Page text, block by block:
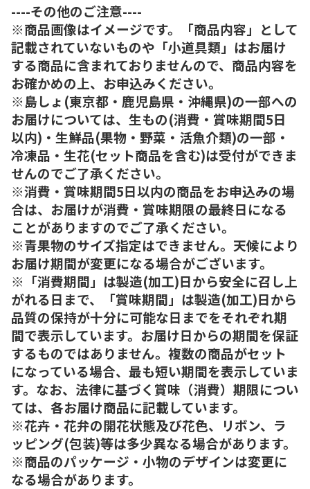
----その他のご注意----
※商品画像はイメージです。「商品内容」として
記載されていないものや「小道具類」はお届け
する商品に含まれておりませんので、商品内容を
お確かめの上、お申込みください。
※島しょ(東京都・鹿児島県・沖縄県)の一部への
お届けについては、生もの(消費・賞味期間5日
以内)・生鮮品(果物・野菜・活魚介類)の一部・
冷凍品・生花(セット商品を含む)は受付ができま
せんのでご了承ください。
※消費・賞味期間5日以内の商品をお申込みの場
合は、お届けが消費・賞味期限の最終日になる
ことがありますのでご了承ください。
※青果物のサイズ指定はできません。天候により
お届け期間が変更になる場合がございます。
※「消費期間」は製造(加工)日から安全に召し上
がれる日まで、「賞味期間」は製造(加工)日から
品質の保持が十分に可能な日までをそれぞれ期
間で表示しています。お届け日からの期間を保証
するものではありません。複数の商品がセット
になっている場合、最も短い期間を表示していま
す。なお、法律に基づく賞味（消費）期限につい
ては、各お届け商品に記載しています。
※花卉・花弁の開花状態及び花色、リボン、ラ
ッピング(包装)等は多少異なる場合があります。
※商品のパッケージ・小物のデザインは変更に
なる場合があります。